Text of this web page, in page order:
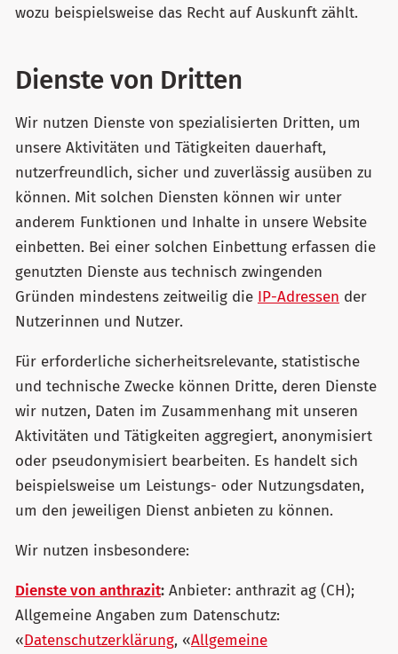
wozu beispielsweise das Recht auf Auskunft zählt.
Dienste von Dritten
Wir nutzen Dienste von spezialisierten Dritten, um
unsere Aktivitäten und Tätigkeiten dauerhaft,
nutzerfreundlich, sicher und zuverlässig ausüben zu
können. Mit solchen Diensten können wir unter
anderem Funktionen und Inhalte in unsere Website
einbetten. Bei einer solchen Einbettung erfassen die
genutzten Dienste aus technisch zwingenden
Gründen mindestens zeitweilig die IP-Adressen der
Nutzerinnen und Nutzer.
Für erforderliche sicherheitsrelevante, statistische
und technische Zwecke können Dritte, deren Dienste
wir nutzen, Daten im Zusammenhang mit unseren
Aktivitäten und Tätigkeiten aggregiert, anonymisiert
oder pseudonymisiert bearbeiten. Es handelt sich
beispielsweise um Leistungs- oder Nutzungsdaten,
um den jeweiligen Dienst anbieten zu können.
Wir nutzen insbesondere:
Dienste von anthrazit: Anbieter: anthrazit ag (CH);
Allgemeine Angaben zum Datenschutz:
«Datenschutzerklärung, «Allgemeine